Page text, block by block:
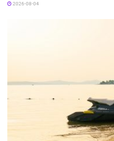
2026-08-04